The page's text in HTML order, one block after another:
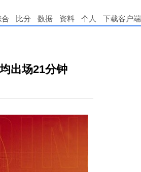
比分 数据 资料 个人 下载客户端
出场21分钟